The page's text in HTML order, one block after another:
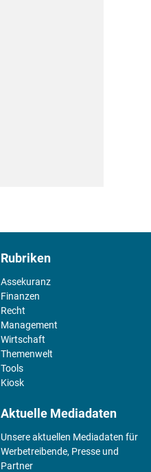
Rubriken
Assekuranz
Finanzen
Recht
Management
Wirtschaft
Themenwelt
Tools
Kiosk
Aktuelle Mediadaten
Unsere aktuellen Mediadaten für
Werbetreibende, Presse und
Partner